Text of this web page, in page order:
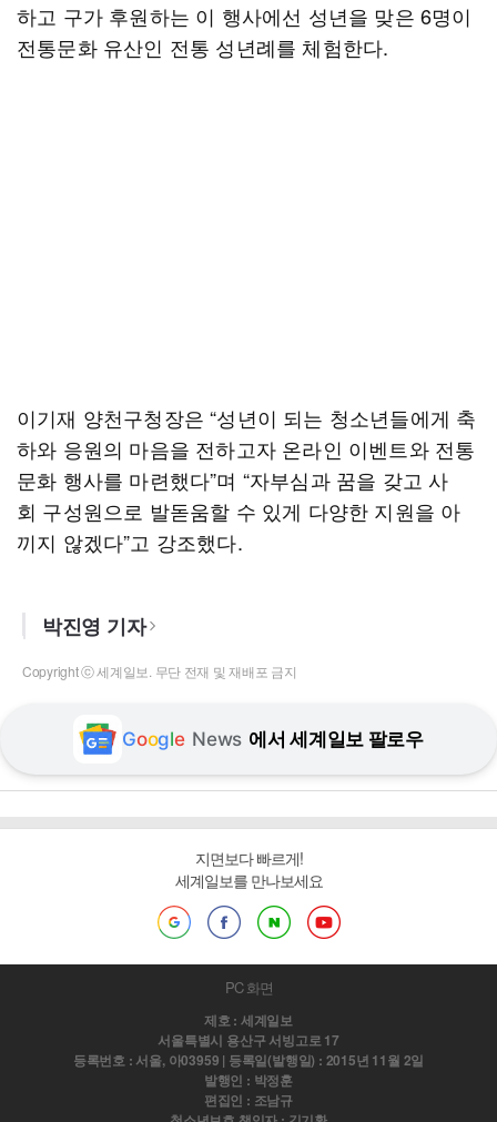
하고 구가 후원하는 이 행사에선 성년을 맞은 6명이
전통문화 유산인 전통 성년례를 체험한다.
이기재 양천구청장은 “성년이 되는 청소년들에게 축
하와 응원의 마음을 전하고자 온라인 이벤트와 전통
문화 행사를 마련했다”며 “자부심과 꿈을 갖고 사
회 구성원으로 발돋움할 수 있게 다양한 지원을 아
끼지 않겠다”고 강조했다.
박진영 기자
Copyright ⓒ 세계일보. 무단 전재 및 재배포 금지
Google News 에서 세계일보 팔로우
지면보다 빠르게!
세계일보를 만나보세요
PC 화면
제호 : 세계일보
서울특별시 용산구 서빙고로 17
등록번호 : 서울, 아03959 | 등록일(발행일) : 2015년 11월 2일
발행인 : 박정훈
편집인 : 조남규